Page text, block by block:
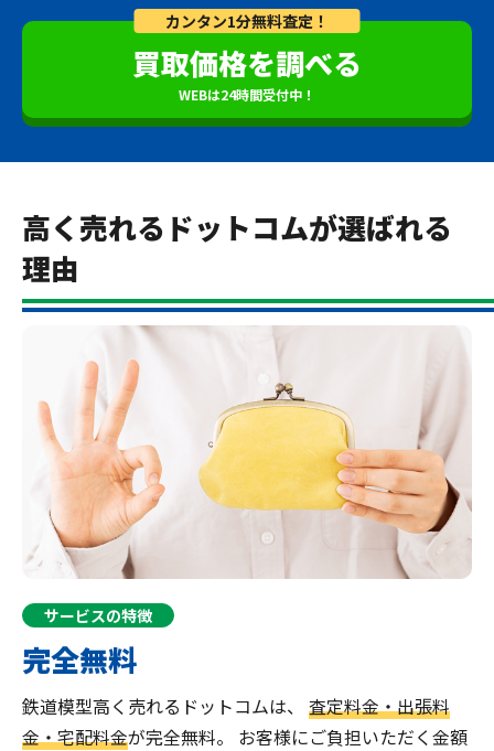
カンタン1分無料査定！
買取価格を調べる
WEBは24時間受付中！
高く売れるドットコムが選ばれる
理由
サービスの特徴
完全無料
鉄道模型高く売れるドットコムは、 査定料金・出張料
金・宅配料金が完全無料。 お客様にご負担いただく金額